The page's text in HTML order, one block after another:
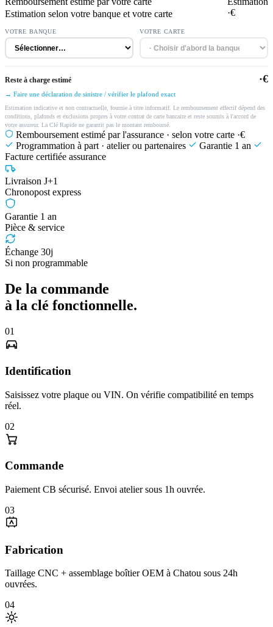
Estimation selon votre banque et votre carte
·€
VOTRE BANQUE VOTRE CARTE
Reste à charge estimé ·€
→ Faire une déclaration de sinistre / vérifier le plafond exact
Estimation indicative et non contractuelle, fournie à titre informatif. Le remboursement effectif dépend des
conditions, plafonds et exclusions propres à votre contrat de carte bancaire et reste soumis à l'accord de
votre assureur. La Clé Rapide ne garantit pas le montant remboursé.
Remboursement estimé par l'assurance · selon votre carte ·€
Programmation à part · atelier ou partenaires
Garantie 1 an
Facture certifiée assurance
Livraison J+1
Chronopost express
Garantie 1 an
Pièce & service
Échange 30j
Si non programmable
De la commande
à la clé fonctionnelle.
01
Identification
Saisissez votre plaque ou VIN. On vérifie compatibilité en temps
réel.
02
Commande
Paiement CB sécurisé. Envoi atelier sous 1h ouvrée.
03
Fabrication
Taillage CNC + assemblage boîtier OEM à Chatou sous 24h
ouvrées.
04